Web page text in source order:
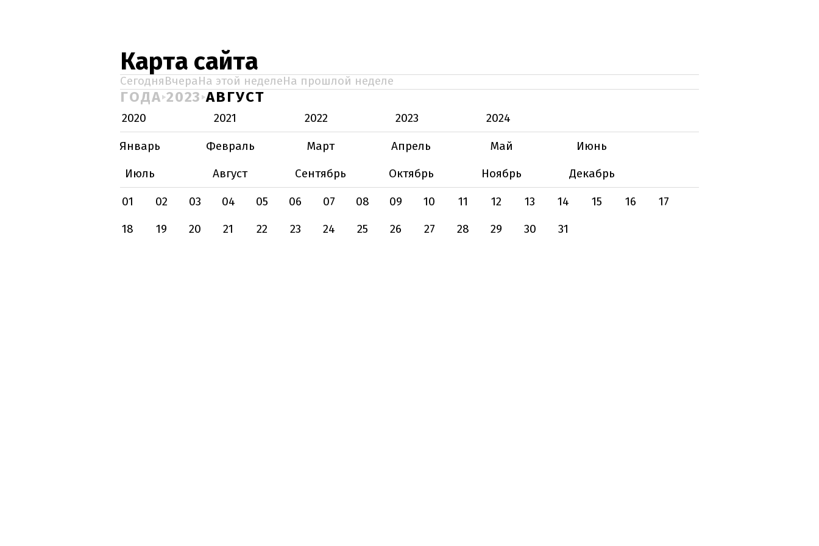
Карта сайта
СегодняВчераНа этой неделеНа прошлой неделе
ГОДА 2023 АВГУСТ
2020 2021 2022 2023
2024
Январь
Февраль Март Апрель Май
Июнь
Июль
Август Сентябрь Октябрь Ноябрь
Декабрь
01
02 03 04 05 06 07 08 09 10 11 12 13 14 15 16
17
18
19 20 21 22 23 24 25 26 27 28 29 30 31